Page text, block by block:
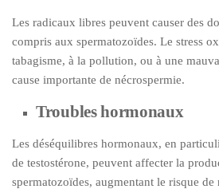
Les radicaux libres peuvent causer des
compris aux spermatozoïdes. Le stress
tabagisme, à la pollution, ou à une
cause importante de nécrospermie.
Troubles hormonaux
Les déséquilibres hormonaux, en
de testostérone, peuvent affecter la
spermatozoïdes, augmentant le risque de